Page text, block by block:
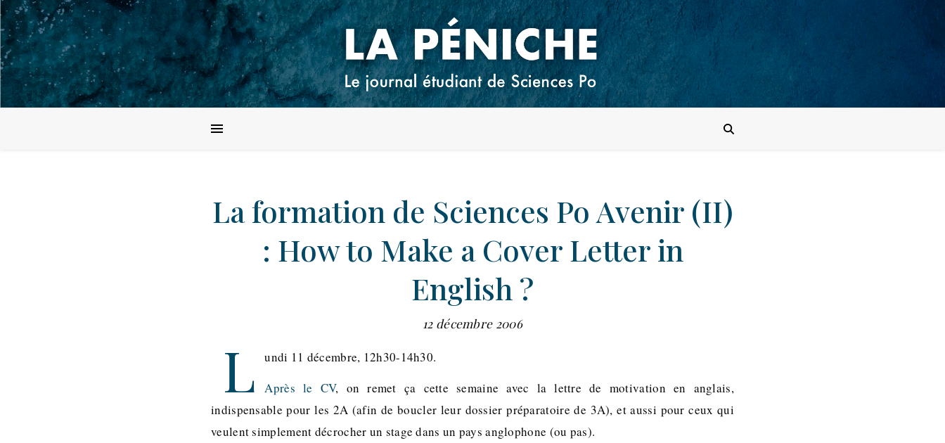
La formation de Sciences Po Avenir (II)
: How to Make a Cover Letter in
English ?
12 décembre 2006
L
undi 11 décembre, 12h30-14h30.
Après le CV, on remet ça cette semaine avec la lettre de motivation en anglais,
indispensable pour les 2A (afin de boucler leur dossier préparatoire de 3A), et aussi pour ceux qui
veulent simplement décrocher un stage dans un pays anglophone (ou pas).